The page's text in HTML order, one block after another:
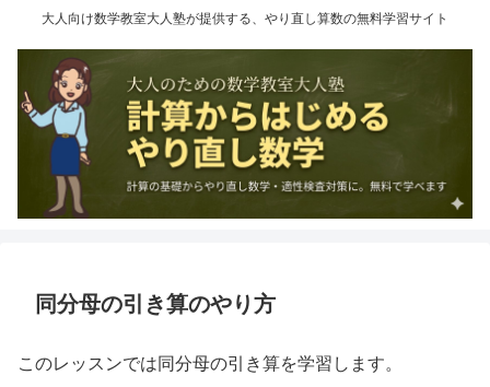
大人向け数学教室大人塾が提供する、やり直し算数の無料学習サイト
同分母の引き算のやり方
このレッスンでは同分母の引き算を学習します。